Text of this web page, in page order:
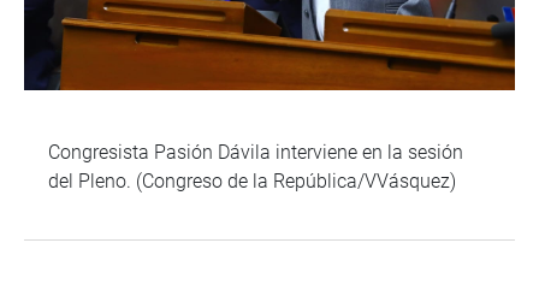
Congresista Pasión Dávila interviene en la sesión
del Pleno. (Congreso de la República/VVásquez)